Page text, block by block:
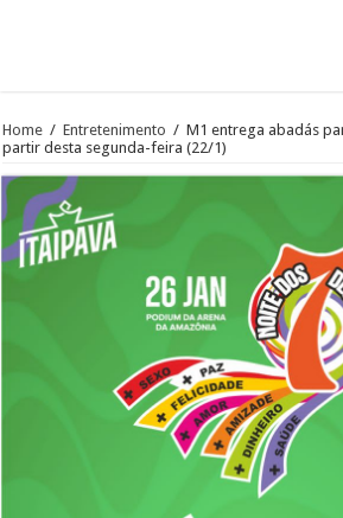
Home / Entretenimento / M1 entrega abadás
partir desta segunda-feira (22/1)